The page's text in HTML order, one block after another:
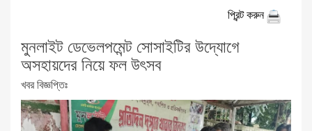
প্রিন্ট করুন
মুনলাইট ডেভেলপমেন্ট সোসাইটির উদ্যোগে
অসহায়দের নিয়ে ফল উৎসব
খবর বিজ্ঞপ্তিঃ